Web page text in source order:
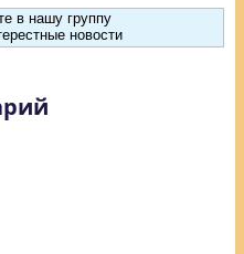
в нашу группу
новости